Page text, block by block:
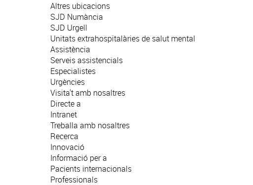
Altres ubicacions
SJD Numància
SJD Urgell
Unitats extrahospitalàries de salut mental
Assistència
Serveis assistencials
Especialistes
Urgències
Visita't amb nosaltres
Directe a
Intranet
Treballa amb nosaltres
Recerca
Innovació
Informació per a
Pacients internacionals
Professionals